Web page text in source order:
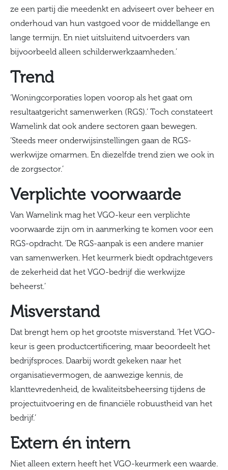
ze een partij die meedenkt en adviseert over beheer en
onderhoud van hun vastgoed voor de middellange en
lange termijn. En niet uitsluitend uitvoerders van
bijvoorbeeld alleen schilderwerkzaamheden.’
Trend
‘Woningcorporaties lopen voorop als het gaat om
resultaatgericht samenwerken (RGS).’ Toch constateert
Wamelink dat ook andere sectoren gaan bewegen.
‘Steeds meer onderwijsinstellingen gaan de RGS-
werkwijze omarmen. En diezelfde trend zien we ook in
de zorgsector.’
Verplichte voorwaarde
Van Wamelink mag het VGO-keur een verplichte
voorwaarde zijn om in aanmerking te komen voor een
RGS-opdracht. ‘De RGS-aanpak is een andere manier
van samenwerken. Het keurmerk biedt opdrachtgevers
de zekerheid dat het VGO-bedrijf die werkwijze
beheerst.’
Misverstand
Dat brengt hem op het grootste misverstand. ‘Het VGO-
keur is geen productcertificering, maar beoordeelt het
bedrijfsproces. Daarbij wordt gekeken naar het
organisatievermogen, de aanwezige kennis, de
klanttevredenheid, de kwaliteitsbeheersing tijdens de
projectuitvoering en de financiële robuustheid van het
bedrijf.’
Extern én intern
Niet alleen extern heeft het VGO-keurmerk een waarde.